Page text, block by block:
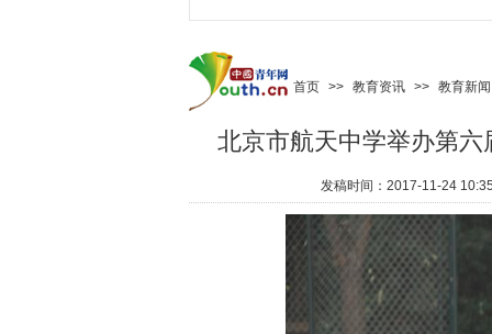
首页 >> 教育资讯 >> 教育新闻
北京市航天中学举办第
发稿时间： 2017-11-24